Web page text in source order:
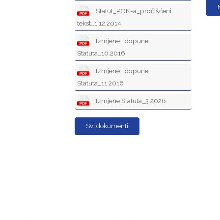
Statut_POK-a_pročišćeni
tekst_1.12.2014
Izmjene i dopune
Statuta_10.2016
Izmjene i dopune
Statuta_11.2016
Izmjene Statuta_3.2026
Svi dokumenti